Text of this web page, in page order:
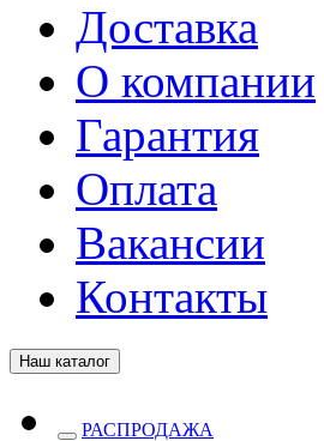
Доставка
О компании
Гарантия
Оплата
Вакансии
Контакты
Наш каталог
РАСПРОДАЖА